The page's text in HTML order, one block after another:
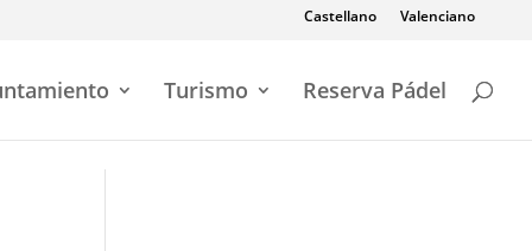
Castellano Valenciano
Turismo Reserva Pádel